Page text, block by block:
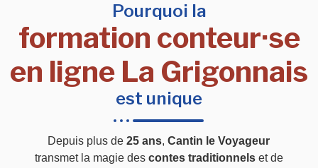
Pourquoi la
formation conteur·se
en ligne La Grigonnais
est unique
Depuis plus de25 ans,Cantin le Voyageur
transmet la magie des contes traditionnelset de